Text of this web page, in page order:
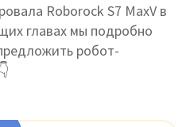
Roborock S7 MaxV в
главах мы подробно
робот-